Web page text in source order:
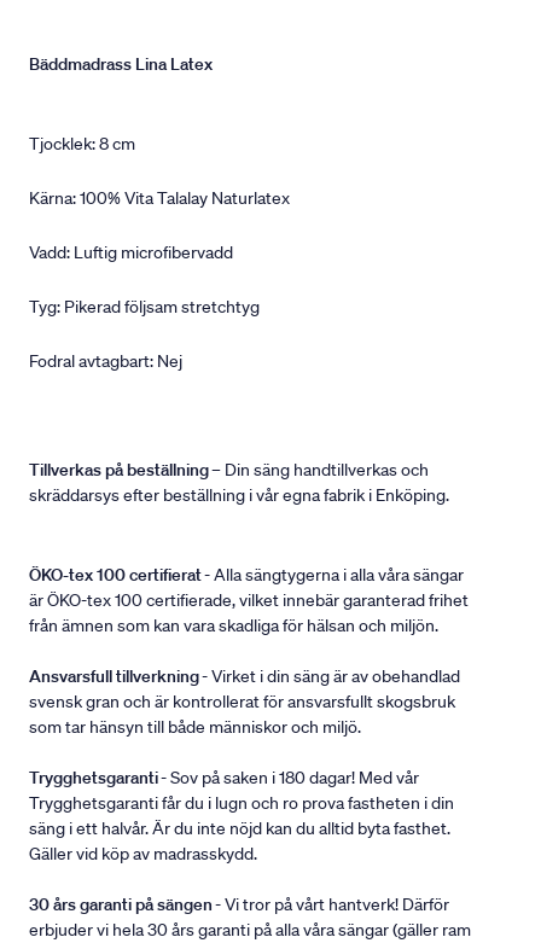
Bäddmadrass Lina Latex
Tjocklek: 8 cm
Kärna: 100% Vita Talalay Naturlatex
Vadd: Luftig microfibervadd
Tyg: Pikerad följsam stretchtyg
Fodral avtagbart: Nej
Tillverkas på beställning– Din säng handtillverkas och
skräddarsys efter beställning i vår egna fabrik i Enköping.
ÖKO-tex 100 certifierat- Alla sängtygerna i alla våra sängar
är ÖKO-tex 100 certifierade, vilket innebär garanterad frihet
från ämnen som kan vara skadliga för hälsan och miljön.
Ansvarsfull tillverkning- Virket i din säng är av obehandlad
svensk gran och är kontrollerat för ansvarsfullt skogsbruk
som tar hänsyn till både människor och miljö.
Trygghetsgaranti- Sov på saken i 180 dagar! Med vår
Trygghetsgaranti får du i lugn och ro prova fastheten i din
säng i ett halvår. Är du inte nöjd kan du alltid byta fasthet.
Gäller vid köp av madrasskydd.
30 års garanti på sängen- Vi tror på vårt hantverk! Därför
erbjuder vi hela 30 års garanti på alla våra sängar (gäller ram